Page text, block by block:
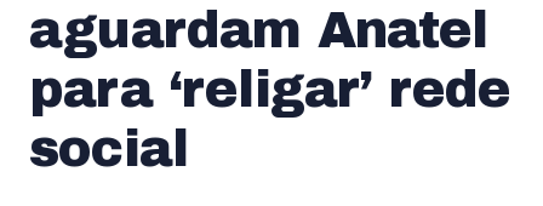
aguardam Anatel
para ‘religar’ rede
social